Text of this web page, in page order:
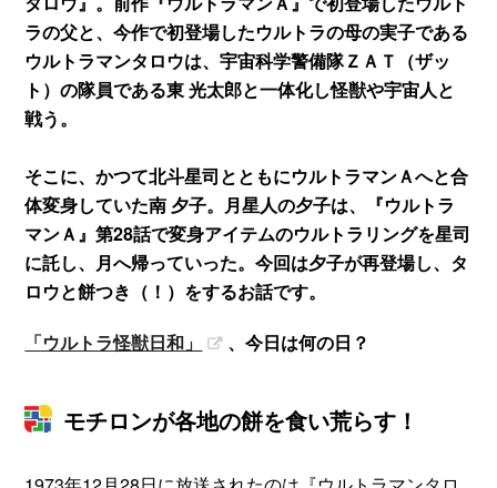
ラの父と、今作で初登場したウルトラの母の実子である
ウルトラマンタロウは、宇宙科学警備隊ＺＡＴ（ザッ
ト）の隊員である東 光太郎と一体化し怪獣や宇宙人と
戦う。
そこに、かつて北斗星司とともにウルトラマンＡへと合
体変身していた南 夕子。月星人の夕子は、『ウルトラ
マンＡ』第28話で変身アイテムのウルトラリングを星司
に託し、月へ帰っていった。今回は夕子が再登場し、タ
ロウと餅つき（！）をするお話です。
「ウルトラ怪獣日和」
、今日は何の日？
モチロンが各地の餅を食い荒らす！